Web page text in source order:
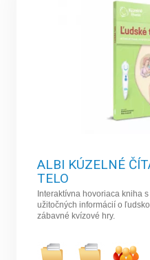
ALBI KÚZELNÉ
TELO
Interaktívna hovoriaca kniha
užitočných informácií o
zábavné kvízové hry.